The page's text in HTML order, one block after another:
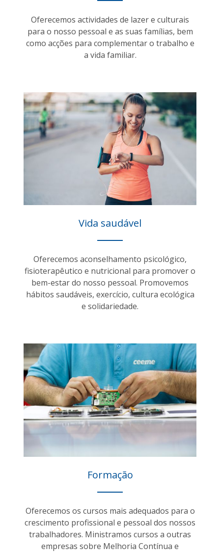
Oferecemos actividades de lazer e culturais
para o nosso pessoal e as suas famílias, bem
como acções para complementar o trabalho e
a vida familiar.
Vida saudável
Oferecemos aconselhamento psicológico,
fisioterapêutico e nutricional para promover o
bem-estar do nosso pessoal. Promovemos
hábitos saudáveis, exercício, cultura ecológica
e solidariedade.
Formação
Oferecemos os cursos mais adequados para o
crescimento profissional e pessoal dos nossos
trabalhadores. Ministramos cursos a outras
empresas sobre Melhoria Contínua e